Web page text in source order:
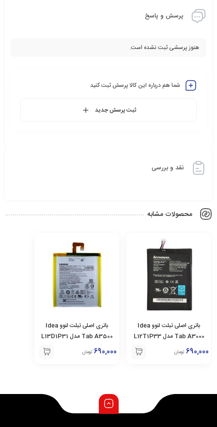
پرسش و پاسخ
هنوز پرسشی ثبت نشده است.
شما هم درباره این کالا پرسش ثبت کنید
ثبت پرسش جدید
نقد و بررسی
محصولات مشابه
باتری اصلی تبلت لنوو Idea
Tab A3000 مدل L12T1P33
690,000 تومان
باتری اصلی تبلت لنوو Idea
Tab A3500 مدل L13D1P31
690,000 تومان